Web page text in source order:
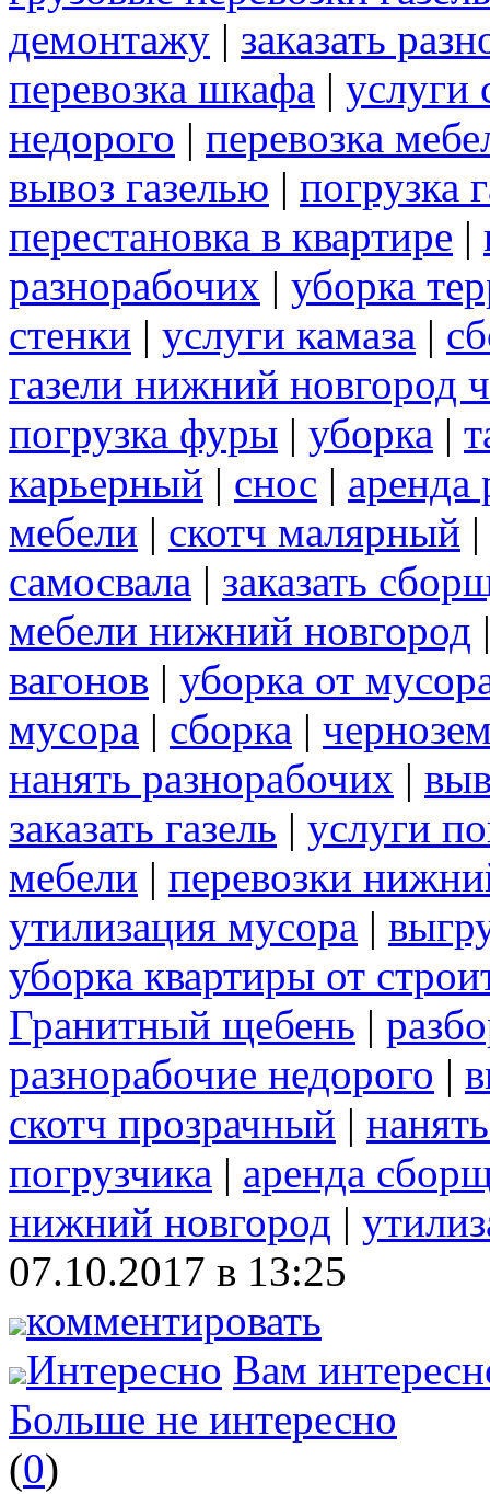
демонтажу | заказать
перевозка шкафа | услуги
недорого | перевозка
вывоз газелью | погрузка
перестановка в квартире |
разнорабочих | уборка
стенки | услуги камаза |
газели нижний новгород
погрузка фуры | уборка |
карьерный | снос | аренда
мебели | скотч малярный |
самосвала | заказать
мебели нижний новгород
вагонов | уборка от
мусора | сборка |
нанять разнорабочих |
заказать газель | услуги
мебели | перевозки
утилизация мусора |
уборка квартиры от
Гранитный щебень |
разнорабочие недорого |
скотч прозрачный |
погрузчика | аренда
нижний новгород |
07.10.2017 в 13:25
комментировать
Интересно Вам
Больше не интересно
(0)